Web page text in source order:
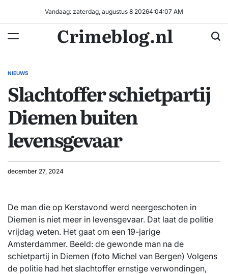
inhoud
Vandaag: zaterdag, augustus 8 20264:04:07 AM
Crimeblog.nl
GEPLAATST
NIEUWS
Slachtoffer schietpartij
Diemen buiten
levensgevaar
december 27, 2024
De man die op Kerstavond werd neergeschoten in
Diemen is niet meer in levensgevaar. Dat laat de politie
vrijdag weten. Het gaat om een 19-jarige
Amsterdammer. Beeld: de gewonde man na de
schietpartij in Diemen (foto Michel van Bergen) Volgens
de politie had het slachtoffer ernstige verwondingen,